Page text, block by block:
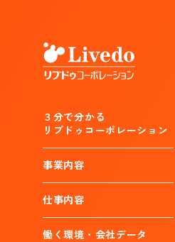
３分で分かる
リブドゥコーポレーション
事業内容
仕事内容
働く環境・会社データ